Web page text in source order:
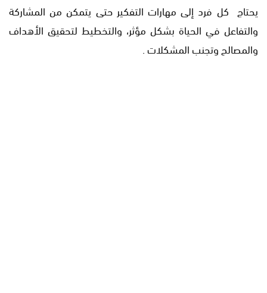
يحتاج كل فرد إلى مهارات التفكير حتى يتمكن من المشاركة
والتفاعل في الحياة بشكل مؤثر، والتخطيط لتحقيق الأهداف
والمصالح وتجنب المشكلات .